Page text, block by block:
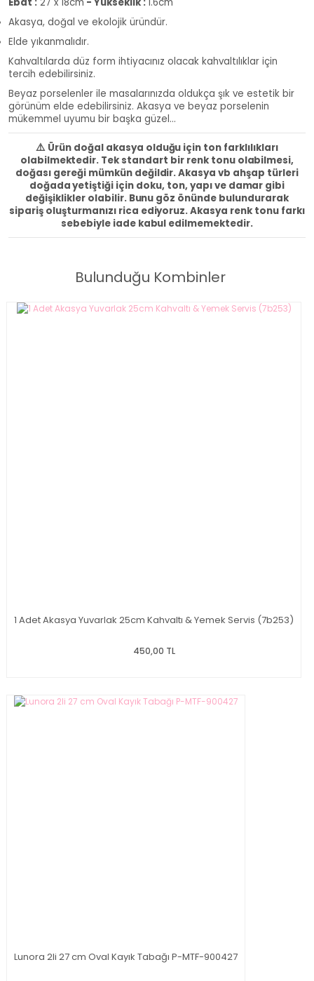
Akasya, doğal ve ekolojik üründür.
Elde yıkanmalıdır.
Kahvaltılarda düz form ihtiyacınız olacak kahvaltılıklar için
tercih edebilirsiniz.
Beyaz porselenler ile masalarınızda oldukça şık ve estetik bir
görünüm elde edebilirsiniz. Akasya ve beyaz porselenin
mükemmel uyumu bir başka güzel...
⚠️ Ürün doğal akasya olduğu için ton farklılıkları
olabilmektedir. Tek standart bir renk tonu olabilmesi,
doğası gereği mümkün değildir. Akasya vb ahşap türleri
doğada yetiştiği için doku, ton, yapı ve damar gibi
değişiklikler olabilir. Bunu göz önünde bulundurarak
sipariş oluşturmanızı rica ediyoruz. Akasya renk tonu farkı
sebebiyle iade kabul edilmemektedir.
Bulunduğu Kombinler
1 Adet Akasya Yuvarlak 25cm Kahvaltı & Yemek Servis (7b253)
450,00 TL
Lunora 2li 27 cm Oval Kayık Tabağı P-MTF-900427